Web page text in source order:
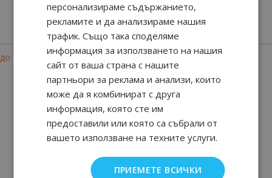
41.90€ / 81.95лв.
33. 69€ / 65.
24.90€ / 48.
до
Eros Eau De Parfum
до -35%
for Men Intense
персонализираме съдържанието,
рекламите и да анализираме нашия
трафик. Също така споделяме
информация за използването на нашия
сайт от ваша страна с нашите
партньори за реклама и анализи, които
може да я комбинират с друга
информация, която сте им
предоставили или която са събрали от
вашето използване на техните услуги.
ПРИЕМЕТЕ ВСИЧКИ